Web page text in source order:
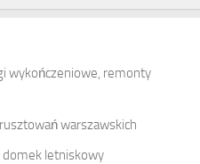
wykończeniowe, remonty
warszawskich
letniskowy